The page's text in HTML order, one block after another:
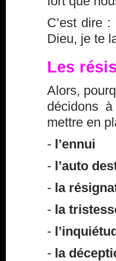
C’est dire
Dieu, je te
Les
Alors,
décidons
mettre en
- l’ennui
- l’auto
- la
- la
-
- la